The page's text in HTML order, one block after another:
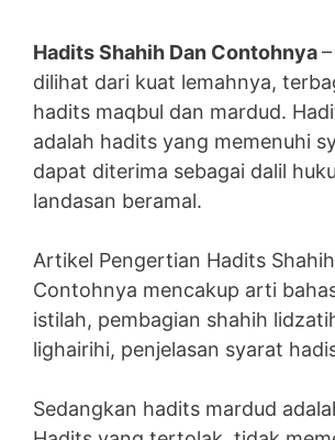
Hadits Shahih Dan Contohnya
dilihat dari kuat lemahnya,
hadits maqbul dan mardud.
adalah hadits yang memenuhi
dapat diterima sebagai dalil
landasan beramal.
Artikel Pengertian Hadits
Contohnya mencakup arti
istilah, pembagian shahih
lighairihi, penjelasan syarat
Sedangkan hadits mardud